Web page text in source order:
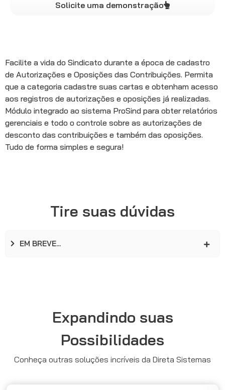
Solicite uma demonstração
Facilite a vida do Sindicato durante a época de cadastro
de Autorizações e Oposições das Contribuições. Permita
que a categoria cadastre suas cartas e obtenham acesso
aos registros de autorizações e oposições já realizadas.
Módulo integrado ao sistema ProSind para obter relatórios
gerenciais e todo o controle sobre as autorizações de
desconto das contribuições e também das oposições.
Tudo de forma simples e segura!
Tire suas dúvidas
EM BREVE...
Expandindo suas
Possibilidades
Conheça outras soluções incríveis da Direta Sistemas